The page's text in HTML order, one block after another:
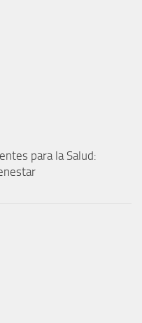
para la Salud: